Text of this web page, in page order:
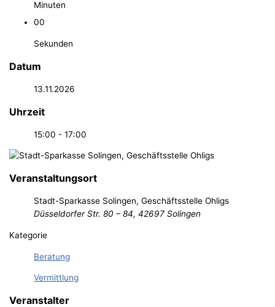
Minuten
00
Sekunden
Datum
13.11.2026
Uhrzeit
15:00 - 17:00
Veranstaltungsort
Stadt-Sparkasse Solingen, Geschäftsstelle Ohligs
Düsseldorfer Str. 80 – 84, 42697 Solingen
Kategorie
Beratung
Vermittlung
Veranstalter